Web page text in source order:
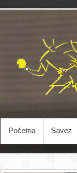
Početna Savez